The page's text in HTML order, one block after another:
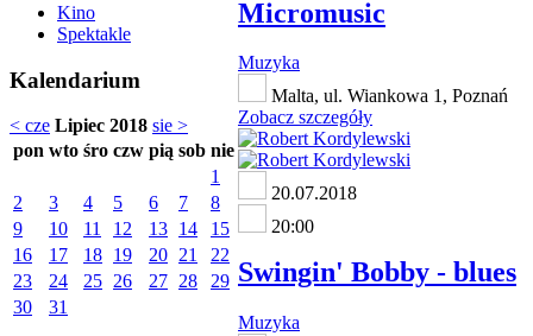
Kino
Spektakle
Kalendarium
< cze Lipiec 2018 sie >
pon wto śro czw pią sob nie
1
2
3 4 5 6 7
8
9
10 11 12 13 14
15
16
17 18 19 20 21
22
23
24 25 26 27 28
29
30
31
Micromusic
Muzyka
Malta, ul. Wiankowa 1, Poznań
Zobacz szczegóły
20.07.2018
20:00
Swingin' Bobby - blues
Muzyka